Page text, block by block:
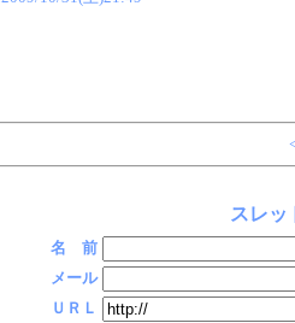
スレッ
名 前
メール
ＵＲＬ